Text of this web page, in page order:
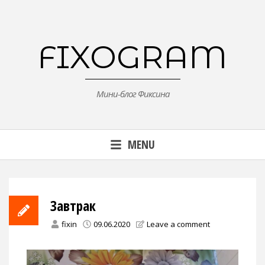
FIXOGRAM
Мини-блог Фиксина
MENU
Завтрак
fixin 09.06.2020 Leave a comment